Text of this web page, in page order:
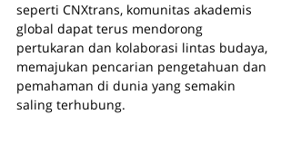
seperti CNXtrans, komunitas akademis
global dapat terus mendorong
pertukaran dan kolaborasi lintas budaya,
memajukan pencarian pengetahuan dan
pemahaman di dunia yang semakin
saling terhubung.